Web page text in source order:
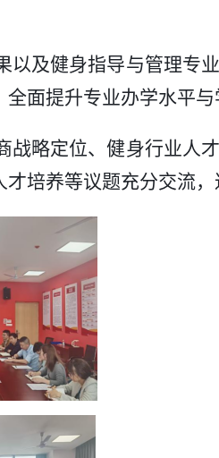
及健身指导与管理专
面提升专业办学水平与
略定位、健身行业人
培养等议题充分交流，